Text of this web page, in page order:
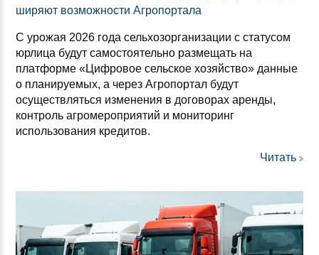
ши­ря­ют воз­мож­нос­ти Аг­ро­пор­та­ла
С урожая 2026 года сельхозорганизации с статусом
юрлица будут самостоятельно размещать на
платформе «Цифровое сельское хозяйство» данные
о планируемых, а через Агропортал будут
осуществляться изменения в договорах аренды,
контроль агромероприятий и мониторинг
использования кредитов.
Читать